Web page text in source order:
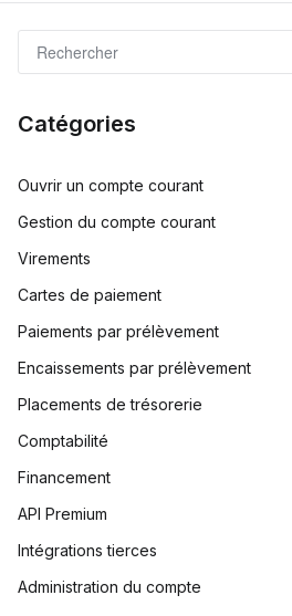
Catégories
Ouvrir un compte courant
Gestion du compte courant
Virements
Cartes de paiement
Paiements par prélèvement
Encaissements par prélèvement
Placements de trésorerie
Comptabilité
Financement
API Premium
Intégrations tierces
Administration du compte